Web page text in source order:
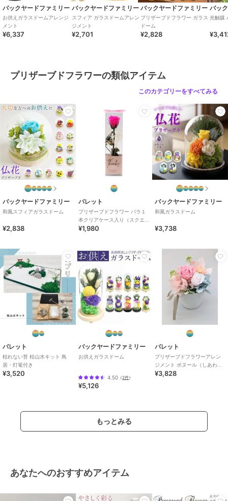
素材
ガラス、木、ブリザードフラワー
商品のお取り扱い方法
原産国 中国
バックヤードファミリー
お供えガラスドームアレンジ
メント
¥6,337
バックヤードファミリー
スフィア ガラスドームアレン
ジメント
¥2,701
バックヤードファミリー
プリザーブドフラワー ガラス
ドーム
¥2,828
バッ
光触媒
プリザーブドフラワーの類似アイテム
このカテゴリーをすべてみる
バックヤードファミリー
和風スフィアガラスドーム
¥2,838
パレット
プリザーブドフラワー バラ１
本クリアケース入り（スクエ
ア）ブライトピンク
¥1,980
バックヤードファミリー
和風ガラスドーム
¥3,738
パレット
枯れない苔 枯山水キット 鳥
居・灯篭付き
¥3,520
バックヤードファミリー
お供えガラスドーム
4.50 （2件）
¥5,126
パレット
プリザーブドフラワーアレン
ジメント ボヌール（しあわ
せ） ピンク
¥3,828
もっとみる
あなたへのおすすめアイテム